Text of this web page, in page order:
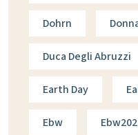
Dohrn
Duca Degli Abruzzi
Earth Day
Ebw